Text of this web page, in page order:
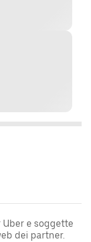
e soggette
dei partner.